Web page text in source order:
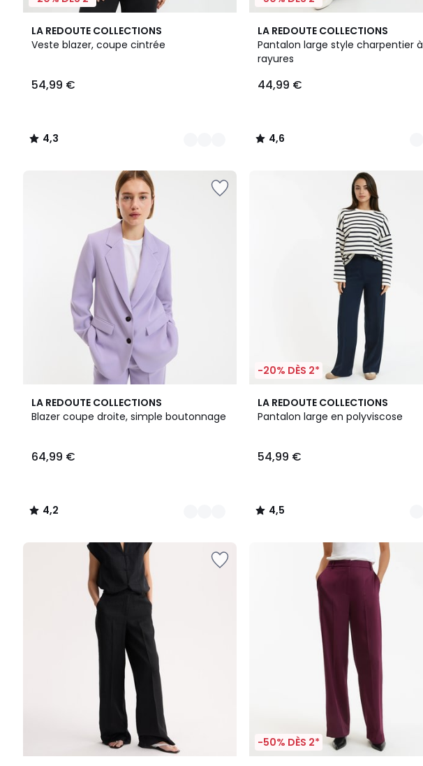
LA REDOUTE COLLECTIONS
Veste blazer, coupe cintrée
€.
54,99 €
4,3
/ 5
3
Couleurs
4,3
/
LA REDOUTE COLLECTIONS
Pantalon large style charpentier à
rayures
44,99 €
4,6
/ 5
2
Couleurs
4,6
/
LA REDOUTE COLLECTIONS
Blazer coupe droite, simple boutonnage
64,99 €
4,2
/ 5
2
Couleurs
4,2
/
-20% DÈS 2*
LA REDOUTE COLLECTIONS
Pantalon large en polyviscose
54,99 €
4,5
/ 5
4
Couleurs
4,5
/
-50% DÈS 2*